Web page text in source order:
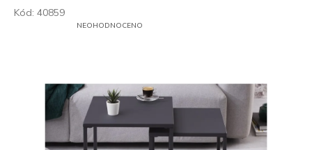
Kód: 40859
PRŮMĚRNÉ
HVĚZDIČEK.
NEOHODNOCENO